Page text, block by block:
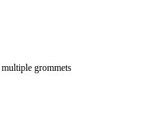
grommets